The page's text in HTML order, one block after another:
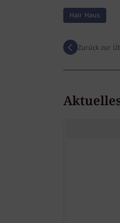
Hair Haus
Zurück zur